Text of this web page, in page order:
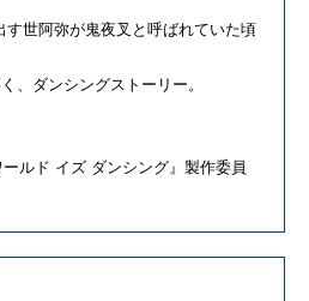
す世阿弥が鬼夜叉と呼ばれていた頃
、ダンシングストーリー。
ルド イズ ダンシング』製作委員